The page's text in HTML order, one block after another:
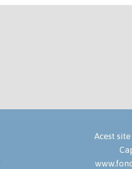
Acest